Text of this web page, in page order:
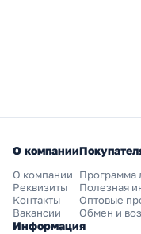
О компании
О компании
Реквизиты
Контакты
Вакансии
Программа
Полезная
Оптовые
Обмен и
Информация